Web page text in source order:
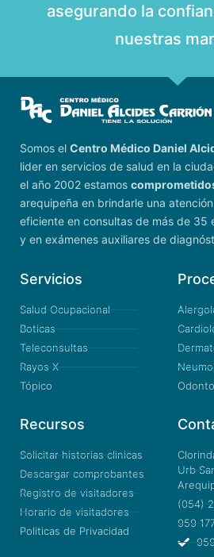
asegurando la
nuestras
Somos el Centro Médico Daniel
lider en servicios de salud en la
el año 2002 estamos
arequipeña en brindarle una
eficiente en consultas de más de 35
y en exámenes auxiliares de
Servicios
Salud Ocupacional
Boticas
Teleconsultas
Rayos X
Tópico
Recursos
Solicitar historias clinicas
Descargar comprobantes
Registro de visitadores
Horario de visitadores
Politicas de Privacidad
Urb
(054)
959